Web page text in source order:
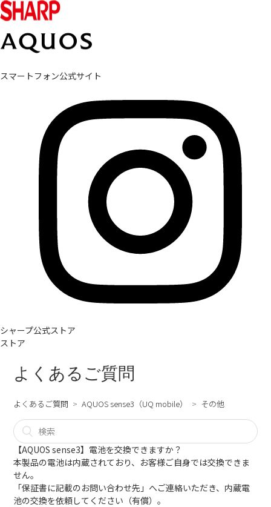
スマートフォン公式サイト
シャープ公式ストア
ストア
よくあるご質問
よくあるご質問 AQUOS sense3（UQ mobile） その他
【AQUOS sense3】電池を交換できますか？
本製品の電池は内蔵されており、お客様ご自身では交換できま
せん。
「保証書に記載のお問い合わせ先」へご連絡いただき、内蔵電
池の交換を依頼してください（有償）。